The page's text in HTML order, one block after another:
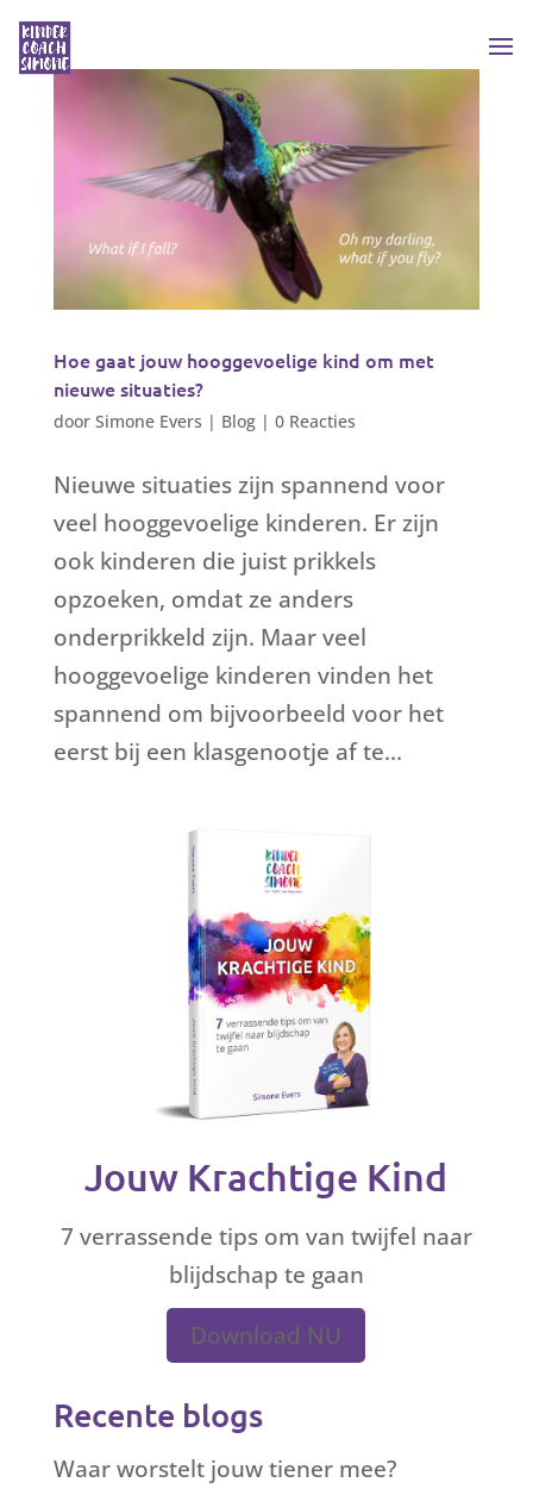
Hoe gaat jouw hooggevoelige kind om met
nieuwe situaties?
door Simone Evers | Blog| 0 Reacties
Nieuwe situaties zijn spannend voor
veel hooggevoelige kinderen. Er zijn
ook kinderen die juist prikkels
opzoeken, omdat ze anders
onderprikkeld zijn. Maar veel
hooggevoelige kinderen vinden het
spannend om bijvoorbeeld voor het
eerst bij een klasgenootje af te...
Jouw Krachtige Kind
7 verrassende tips om van twijfel naar
blijdschap te gaan
Download NU
Recente blogs
Waar worstelt jouw tiener mee?